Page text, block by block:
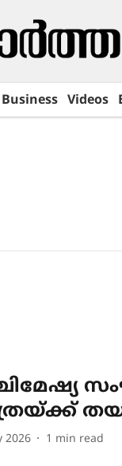
Business Videos
2026 1 min read